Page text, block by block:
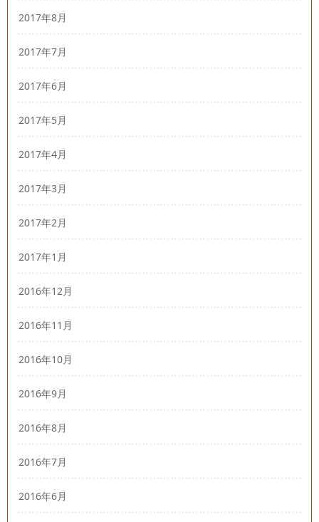
2017年8月
2017年7月
2017年6月
2017年5月
2017年4月
2017年3月
2017年2月
2017年1月
2016年12月
2016年11月
2016年10月
2016年9月
2016年8月
2016年7月
2016年6月